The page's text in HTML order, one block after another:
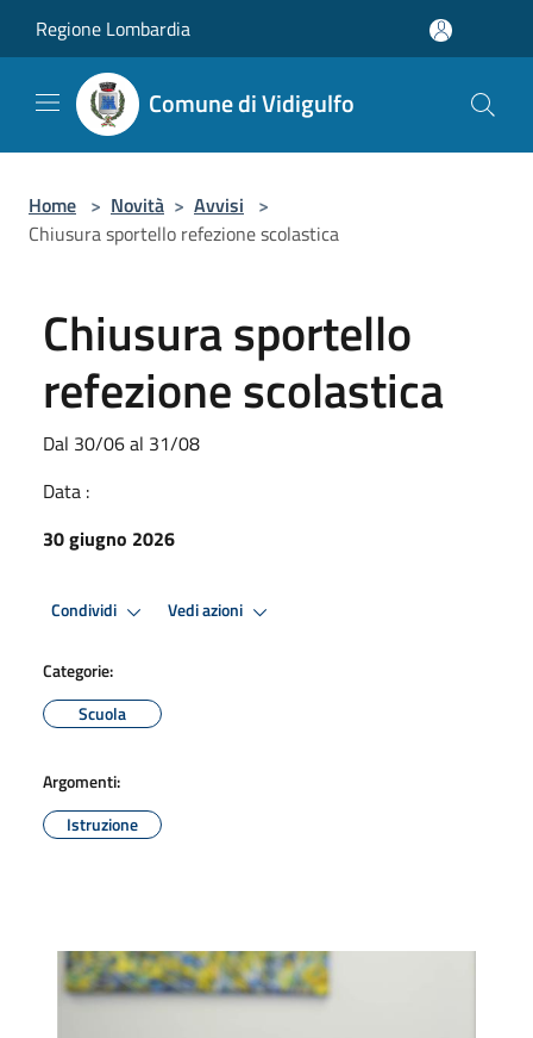
Regione Lombardia
Comune di Vidigulfo
Home > Novità > Avvisi >
Chiusura sportello refezione scolastica
Chiusura sportello
refezione scolastica
Dal 30/06 al 31/08
Data :
30 giugno 2026
Condividi Vedi azioni
Categorie:
Scuola
Argomenti:
Istruzione